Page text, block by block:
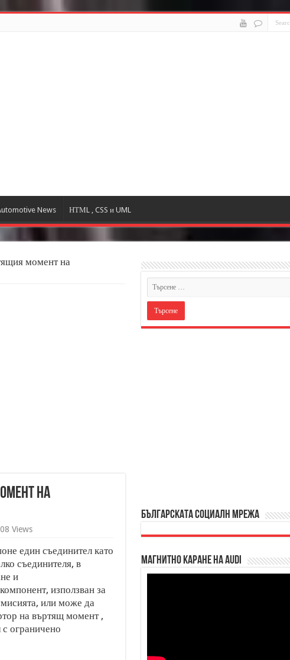
News НТМL , CSS и UML
момент на
на
Views
един съединител като
съединителя, в
и
използван за
или може да
на въртящ момент ,
ограничено
БЪЛГАРСКАТА СОЦИАЛН МРЕЖА
Магнитно каране на Audi